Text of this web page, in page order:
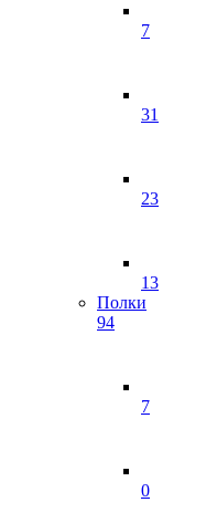
7
31
23
13
Полки
94
7
0